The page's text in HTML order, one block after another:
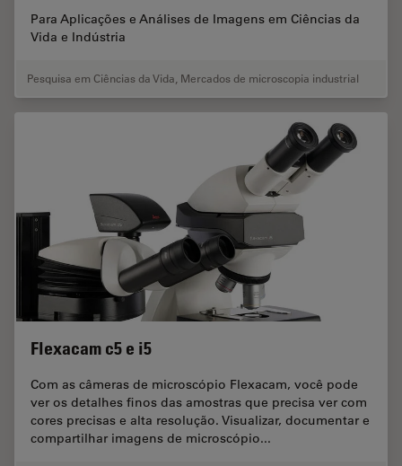
Para Aplicações e Análises de Imagens em Ciências da
Vida e Indústria
Pesquisa em Ciências da Vida Mercados de microscopia industrial
Flexacam c5 e i5
Com as câmeras de microscópio Flexacam, você pode
ver os detalhes finos das amostras que precisa ver com
cores precisas e alta resolução. Visualizar, documentar e
compartilhar imagens de microscópio...